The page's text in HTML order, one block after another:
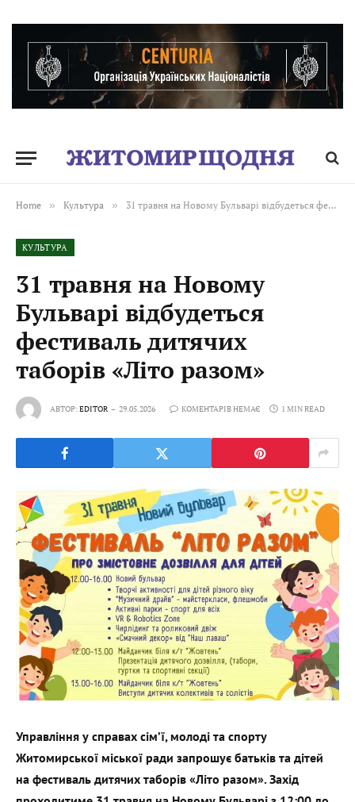
Home » Культура » 31 травня на Новому Бульварі відбудеться фестиваль дитячих таборів «Літо разом»
КУЛЬТУРА
31 травня на Новому
Бульварі відбудеться
фестиваль дитячих
таборів «Літо разом»
АВТОР:EDITOR 29.05.2026 КОМЕНТАРІВ НЕМАЄ 1 MIN READ
Управління у справах сім’ї, молоді та спорту
Житомирської міської ради запрошує батьків та дітей
на фестиваль дитячих таборів «Літо разом». Захід